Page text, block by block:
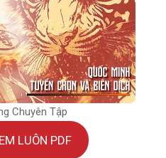
Chuyên Tập
LUÔN PDF